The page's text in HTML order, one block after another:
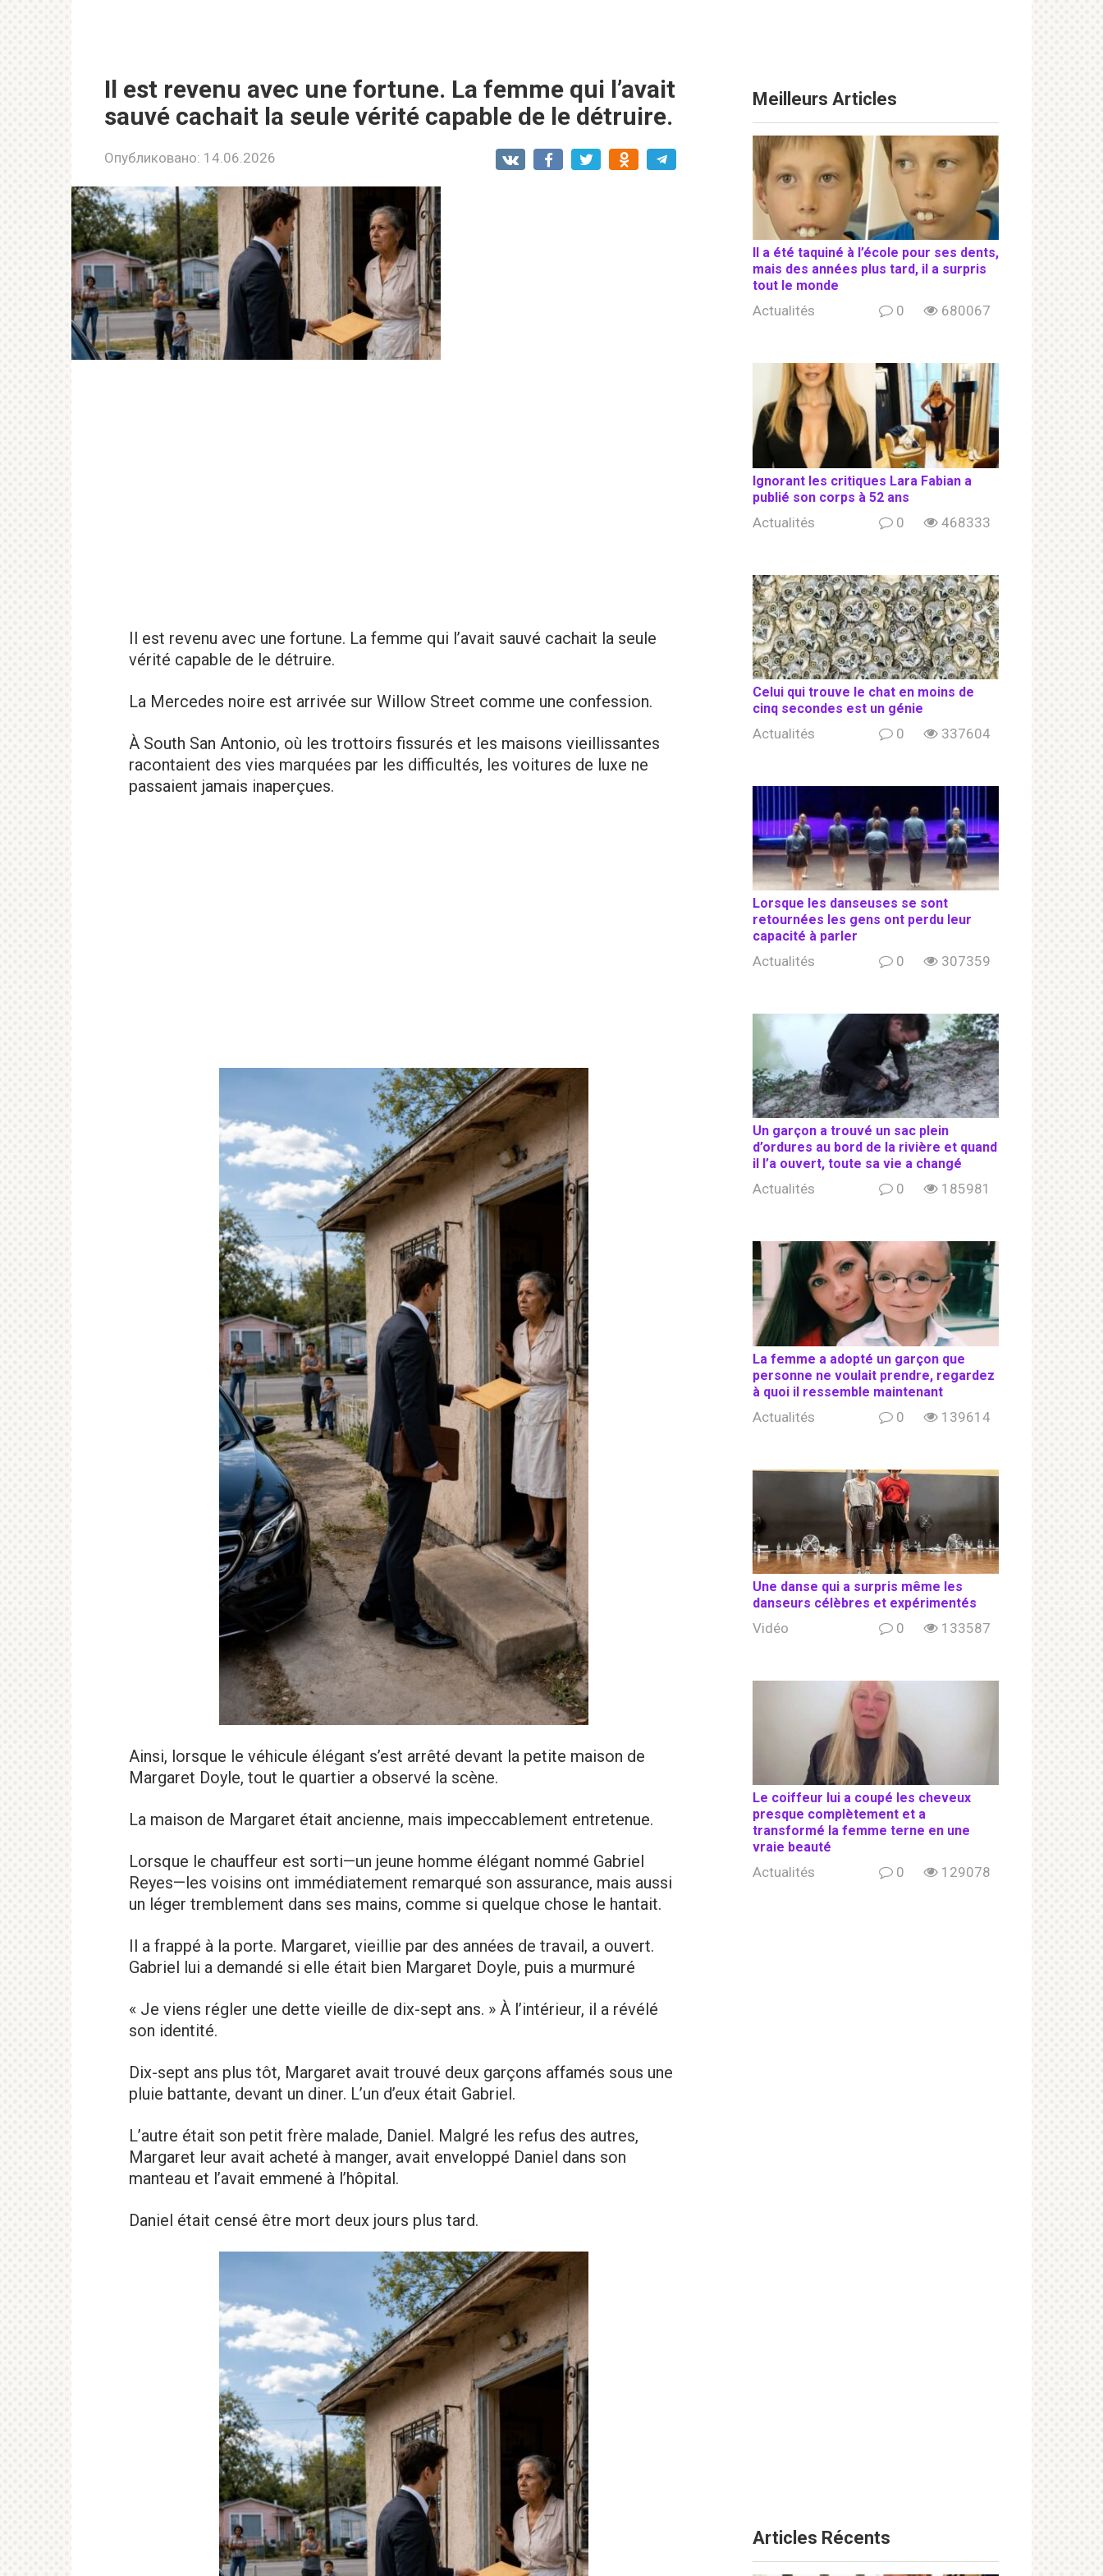
Il est revenu avec une fortune. La femme qui l’avait
sauvé cachait la seule vérité capable de le détruire.
Опубликовано: 14.06.2026
Il est revenu avec une fortune. La femme qui l’avait sauvé cachait la seule
vérité capable de le détruire.
La Mercedes noire est arrivée sur Willow Street comme une confession.
À South San Antonio, où les trottoirs fissurés et les maisons vieillissantes
racontaient des vies marquées par les difficultés, les voitures de luxe ne
passaient jamais inaperçues.
Ainsi, lorsque le véhicule élégant s’est arrêté devant la petite maison de
Margaret Doyle, tout le quartier a observé la scène.
La maison de Margaret était ancienne, mais impeccablement entretenue.
Lorsque le chauffeur est sorti—un jeune homme élégant nommé Gabriel
Reyes—les voisins ont immédiatement remarqué son assurance, mais aussi
un léger tremblement dans ses mains, comme si quelque chose le hantait.
Il a frappé à la porte. Margaret, vieillie par des années de travail, a ouvert.
Gabriel lui a demandé si elle était bien Margaret Doyle, puis a murmuré
« Je viens régler une dette vieille de dix-sept ans. » À l’intérieur, il a révélé
son identité.
Dix-sept ans plus tôt, Margaret avait trouvé deux garçons affamés sous une
pluie battante, devant un diner. L’un d’eux était Gabriel.
L’autre était son petit frère malade, Daniel. Malgré les refus des autres,
Margaret leur avait acheté à manger, avait enveloppé Daniel dans son
manteau et l’avait emmené à l’hôpital.
Daniel était censé être mort deux jours plus tard.
Meilleurs Articles
Il a été taquiné à l’école pour ses dents,
mais des années plus tard, il a surpris
tout le monde
Actualités 0 680067
Ignorant les сritiqսеs Lara Fabian a
publié son соrрs à 52 ans
Actualités 0 468333
Celui qui trouve le chat en moins de
cinq secondes est un génie
Actualités 0 337604
Lorsque les danseuses se sont
retournées les gens ont perdu leur
capacité à parler
Actualités 0 307359
Un garçon a trouvé un sac plein
d’ordures au bord de la rivière et quand
il l’a ouvert, toute sa vie a changé
Actualités 0 185981
La femme a adopté un garçon que
personne ne voulait prendre, regardez
à quoi il ressemble maintenant
Actualités 0 139614
Une danse qui a surpris même les
danseurs célèbres et expérimentés
Vidéo 0 133587
Le coiffeur lui a coupé les cheveux
presque complètement et a
transformé la femme terne en une
vraie beauté
Actualités 0 129078
Articles Récents